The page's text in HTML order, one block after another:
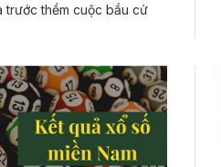
trước thềm cuộc bầu cử